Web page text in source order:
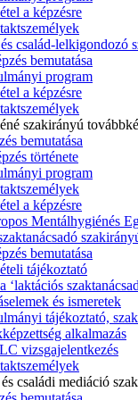
a képzésre
család-lelkigondozó
bemutatása
program
a képzésre
szakirányú
bemutatása
története
program
a képzésre
Mentálhygiénés
bemutatása
tájékoztató
‘laktációs
és ismeretek
tájékoztató,
alkalmazás
vizsgajelentkezés
családi mediáció